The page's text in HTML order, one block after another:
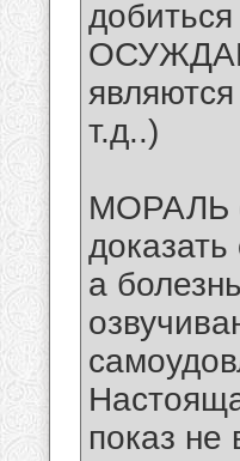
т.д..)
МОРАЛЬ
а
показ не